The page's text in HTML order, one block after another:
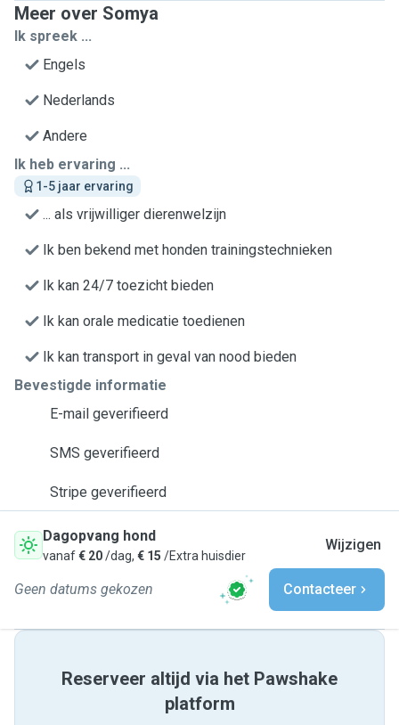
Meer over Somya
Ik spreek ...
Engels
Nederlands
Andere
Ik heb ervaring ...
1-5 jaar ervaring
... als vrijwilliger dierenwelzijn
Ik ben bekend met honden trainingstechnieken
Ik kan 24/7 toezicht bieden
Ik kan orale medicatie toedienen
Ik kan transport in geval van nood bieden
Bevestigde informatie
E-mail geverifieerd
SMS geverifieerd
Stripe geverifieerd
Dagopvang hond
vanaf€ 20/dag, € 15 /Extra huisdier
Wijzigen
Geen datums gekozen Contacteer
Reserveer altijd via het Pawshake
platform